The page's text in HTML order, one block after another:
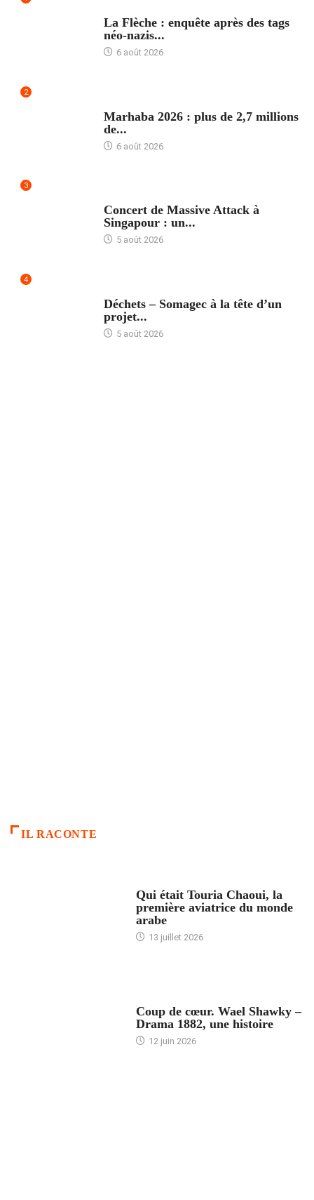
La Flèche : enquête après des tags
néo-nazis...
6 août 2026
2
Marhaba 2026 : plus de 2,7 millions
de...
6 août 2026
3
Concert de Massive Attack à
Singapour : un...
5 août 2026
4
Déchets – Somagec à la tête d’un
projet...
5 août 2026
IL RACONTE
Qui était Touria Chaoui, la
première aviatrice du monde
arabe
13 juillet 2026
Coup de cœur. Wael Shawky –
Drama 1882, une histoire
12 juin 2026